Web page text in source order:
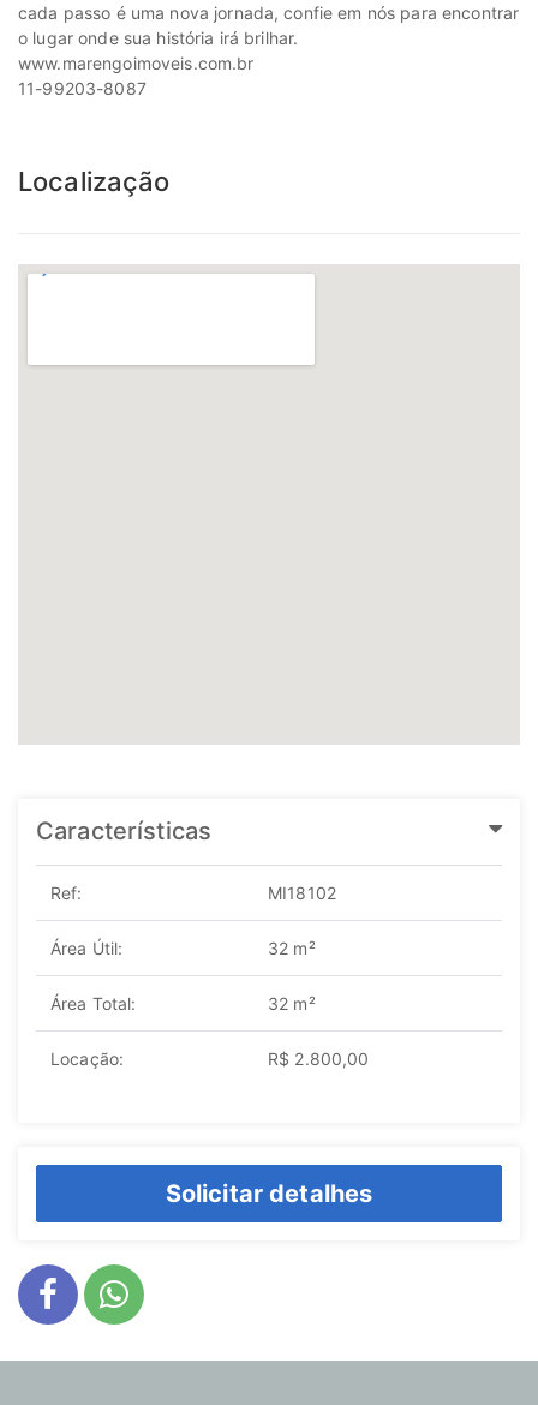
cada passo é uma nova jornada, confie em nós para encontrar
o lugar onde sua história irá brilhar.
www.marengoimoveis.com.br
11-99203-8087
Localização
Características
Ref: MI18102
Área Útil: 32 m²
Área Total: 32 m²
Locação: R$ 2.800,00
Solicitar detalhes